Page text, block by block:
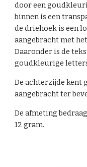
door een
binnen is een
de driehoek is een
aangebracht met
Daaronder is de
goudkleurige
De achterzijde kent
aangebracht ter
De afmeting
12 gram.